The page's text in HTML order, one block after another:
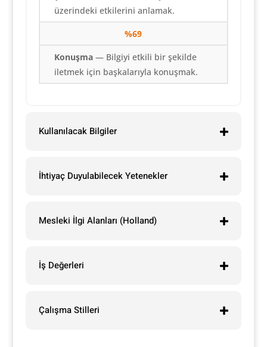
üzerindeki etkilerini anlamak.
%69
Konuşma— Bilgiyi etkili bir şekilde
iletmek için başkalarıyla konuşmak.
Kullanılacak Bilgiler
İhtiyaç Duyulabilecek Yetenekler
Mesleki İlgi Alanları (Holland)
İş Değerleri
Çalışma Stilleri